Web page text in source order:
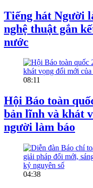
Tiếng hát Người
nghệ thuật gắn
nước
08:11
Hội Báo toàn
bản lĩnh và khát
người làm báo
04:38